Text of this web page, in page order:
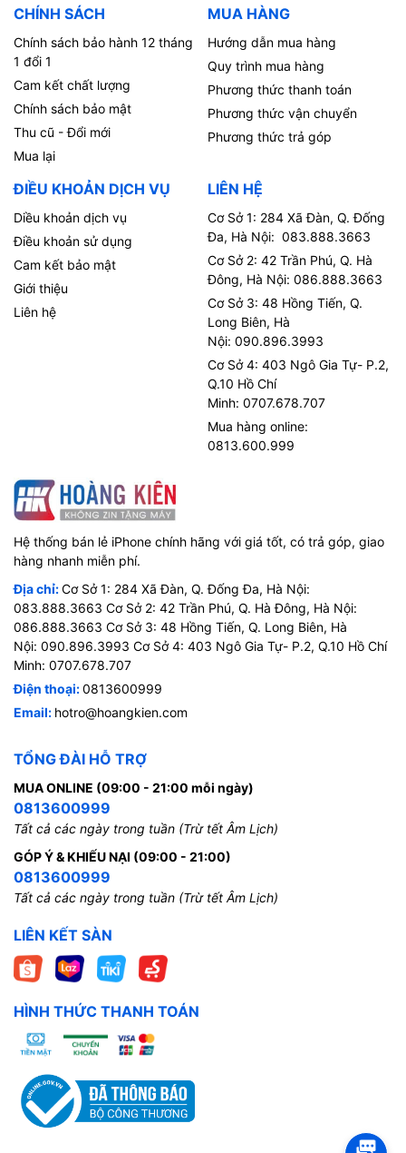
CHÍNH SÁCH
Chính sách bảo hành 12 tháng
1 đổi 1
Cam kết chất lượng
Chính sách bảo mật
Thu cũ - Đổi mới
Mua lại
MUA HÀNG
Hướng dẫn mua hàng
Quy trình mua hàng
Phương thức thanh toán
Phương thức vận chuyển
Phương thức trả góp
ĐIỀU KHOẢN DỊCH VỤ
Diều khoản dịch vụ
Điều khoản sử dụng
Cam kết bảo mật
Giới thiệu
Liên hệ
LIÊN HỆ
Cơ Sở 1: 284 Xã Đàn, Q. Đống
Đa, Hà Nội: 083.888.3663
Cơ Sở 2: 42 Trần Phú, Q. Hà
Đông, Hà Nội: 086.888.3663
Cơ Sở 3: 48 Hồng Tiến, Q.
Long Biên, Hà
Nội: 090.896.3993
Cơ Sở 4: 403 Ngô Gia Tự- P.2,
Q.10 Hồ Chí
Minh: 0707.678.707
Mua hàng online:
0813.600.999
Hệ thống bán lẻ iPhone chính hãng với giá tốt, có trả góp, giao
hàng nhanh miễn phí.
Địa chỉ:Cơ Sở 1: 284 Xã Đàn, Q. Đống Đa, Hà Nội:
083.888.3663 Cơ Sở 2: 42 Trần Phú, Q. Hà Đông, Hà Nội:
086.888.3663 Cơ Sở 3: 48 Hồng Tiến, Q. Long Biên, Hà
Nội: 090.896.3993 Cơ Sở 4: 403 Ngô Gia Tự- P.2, Q.10 Hồ Chí
Minh: 0707.678.707
Điện thoại:0813600999
Email: hotro@hoangkien.com
TỔNG ĐÀI HỖ TRỢ
MUA ONLINE (09:00 - 21:00 mỗi ngày)
0813600999
Tất cả các ngày trong tuần (Trừ tết Âm Lịch)
GÓP Ý & KHIẾU NẠI (09:00 - 21:00)
0813600999
Tất cả các ngày trong tuần (Trừ tết Âm Lịch)
LIÊN KẾT SÀN
HÌNH THỨC THANH TOÁN